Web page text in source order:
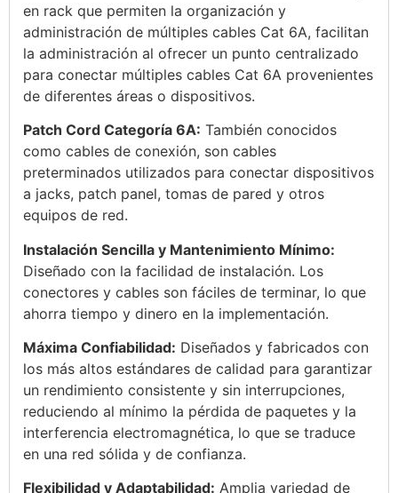
en rack que permiten la organización y
administración de múltiples cables Cat 6A, facilitan
la administración al ofrecer un punto centralizado
para conectar múltiples cables Cat 6A provenientes
de diferentes áreas o dispositivos.
Patch Cord Categoría 6A: También conocidos
como cables de conexión, son cables
preterminados utilizados para conectar dispositivos
a jacks, patch panel, tomas de pared y otros
equipos de red.
Instalación Sencilla y Mantenimiento Mínimo:
Diseñado con la facilidad de instalación. Los
conectores y cables son fáciles de terminar, lo que
ahorra tiempo y dinero en la implementación.
Máxima Confiabilidad: Diseñados y fabricados con
los más altos estándares de calidad para garantizar
un rendimiento consistente y sin interrupciones,
reduciendo al mínimo la pérdida de paquetes y la
interferencia electromagnética, lo que se traduce
en una red sólida y de confianza.
Flexibilidad y Adaptabilidad: Amplia variedad de